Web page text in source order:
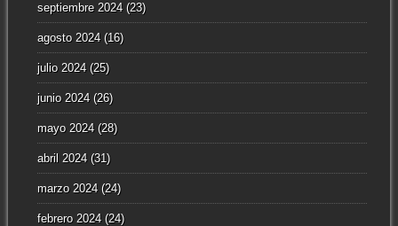
septiembre 2024(23)
agosto 2024(16)
julio 2024(25)
junio 2024(26)
mayo 2024(28)
abril 2024(31)
marzo 2024(24)
febrero 2024(24)